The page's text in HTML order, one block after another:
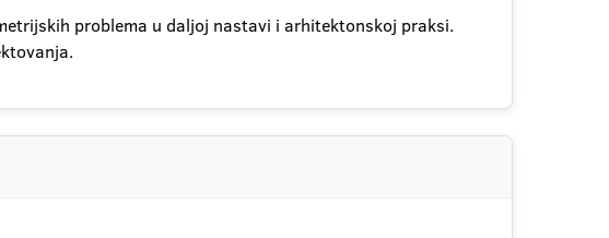
problema u daljoj nastavi i arhitektonskoj praksi.